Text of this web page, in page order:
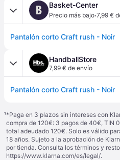
B Basket-Center
Precio más bajo·7,99 €
Pantalón corto Craft rush - Noir
HandballStore
7,99 € de envío
Pantalón corto Craft rush - Noir
¹*Paga en 3 plazos sin intereses con
compra de 120€: 3 pagos de 40€, TIN
total adeudado 120€. Solo es válido
18 años. Sujeto a la aprobación de
por tienda. Consulta los términos y
https://www.klarna.com/es/legal/.